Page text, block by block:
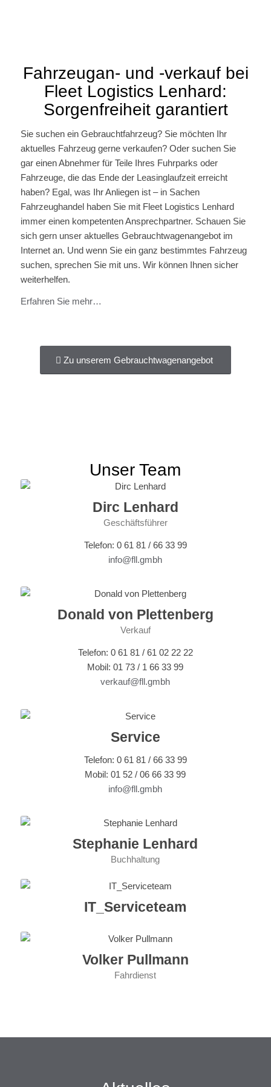
Fahrzeugan- und -verkauf bei
Fleet Logistics Lenhard:
Sorgenfreiheit garantiert
Sie suchen ein Gebrauchtfahrzeug? Sie möchten Ihr
aktuelles Fahrzeug gerne verkaufen? Oder suchen Sie
gar einen Abnehmer für Teile Ihres Fuhrparks oder
Fahrzeuge, die das Ende der Leasinglaufzeit erreicht
haben? Egal, was Ihr Anliegen ist – in Sachen
Fahrzeughandel haben Sie mit Fleet Logistics Lenhard
immer einen kompetenten Ansprechpartner. Schauen Sie
sich gern unser aktuelles Gebrauchtwagenangebot im
Internet an. Und wenn Sie ein ganz bestimmtes Fahrzeug
suchen, sprechen Sie mit uns. Wir können Ihnen sicher
weiterhelfen.
Erfahren Sie mehr…
Zu unserem Gebrauchtwagenangebot
Unser Team
Dirc Lenhard
Geschäftsführer
Telefon: 0 61 81 / 66 33 99
info@fll.gmbh
Donald von Plettenberg
Verkauf
Telefon: 0 61 81 / 61 02 22 22
Mobil: 01 73 / 1 66 33 99
verkauf@fll.gmbh
Service
Telefon: 0 61 81 / 66 33 99
Mobil: 01 52 / 06 66 33 99
info@fll.gmbh
Stephanie Lenhard
Buchhaltung
IT_Serviceteam
Volker Pullmann
Fahrdienst